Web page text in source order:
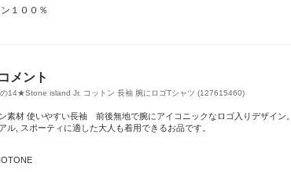
１００％
メント
14★Stone island Jr. コットン 長袖 腕にロゴTシャツ (127615460)
素材 使いやすい長袖 前後無地で腕にアイコニックなロゴ入りデザイン。
ル, スポーティに適した大人も着用できるお品です。